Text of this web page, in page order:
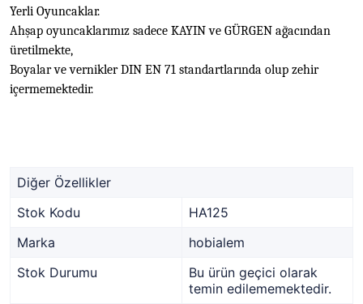
Yerli Oyuncaklar.
Ahşap oyuncaklarımız sadece KAYIN ve GÜRGEN ağacından
üretilmekte,
Boyalar ve vernikler DIN EN 71 standartlarında olup zehir
içermemektedir.
Diğer Özellikler
Stok Kodu
HA125
Marka
hobialem
Stok Durumu
Bu ürün geçici olarak
temin edilememektedir.